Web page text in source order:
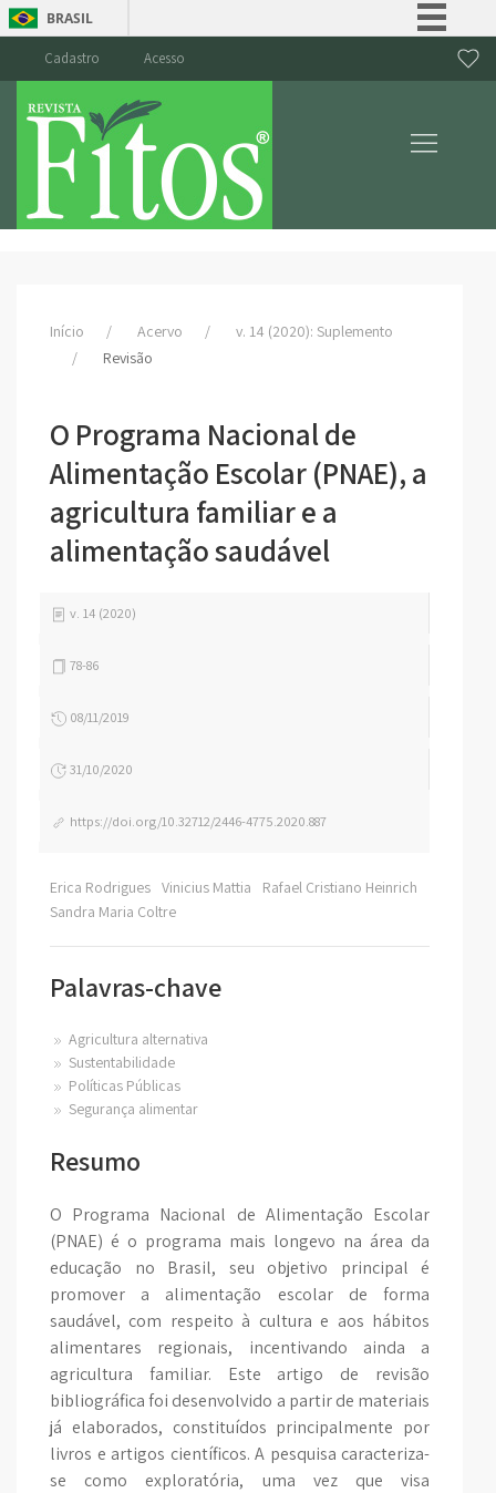
BRASIL
Canais
Cadastro Acesso
Início Acervo
v. 14 (2020): Suplemento
Revisão
O Programa Nacional de
Alimentação Escolar (PNAE), a
agricultura familiar e a
alimentação saudável
v. 14 (2020)
78-86
08/11/2019
31/10/2020
https://doi.org/10.32712/2446-4775.2020.887
Erica Rodrigues Vinicius Mattia
Rafael Cristiano Heinrich
Sandra Maria Coltre
Palavras-chave
Agricultura alternativa
Sustentabilidade
Políticas Públicas
Segurança alimentar
Resumo
O Programa Nacional de Alimentação Escolar
(PNAE) é o programa mais longevo na área da
educação no Brasil, seu objetivo principal é
promover a alimentação escolar de forma
saudável, com respeito à cultura e aos hábitos
alimentares regionais, incentivando ainda a
agricultura familiar. Este artigo de revisão
bibliográfica foi desenvolvido a partir de materiais
já elaborados, constituídos principalmente por
livros e artigos científicos. A pesquisa caracteriza-
se como exploratória, uma vez que visa